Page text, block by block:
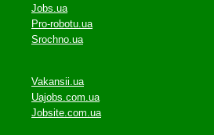
Jobs.ua
Pro-robotu.ua
Srochno.ua
Vakansii.ua
Uajobs.com.ua
Jobsite.com.ua